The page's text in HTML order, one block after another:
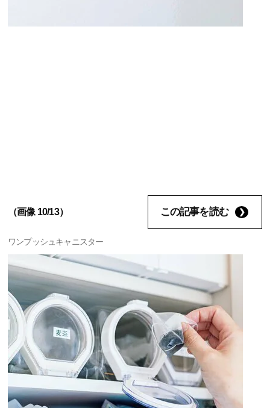
（画像 10/13） この記事を読む
ワンプッシュキャニスター